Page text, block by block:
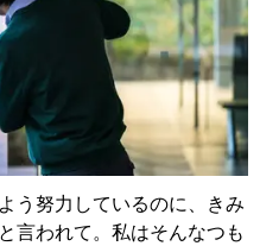
う努力しているのに、きみ
言われて。私はそんなつも